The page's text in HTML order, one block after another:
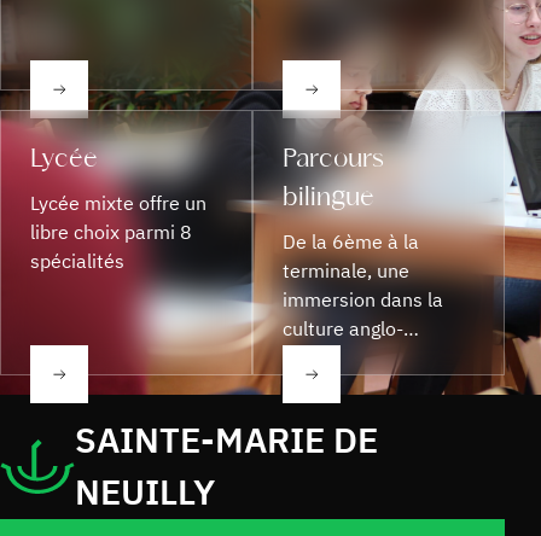
Lycée
Lycée mixte offre un
libre choix parmi 8
spécialités
Parcours
bilingue
De la 6ème à la
terminale, une
immersion dans la
culture anglo-
saxonne. Épreuves
d'admission.
SAINTE-MARIE DE
NEUILLY